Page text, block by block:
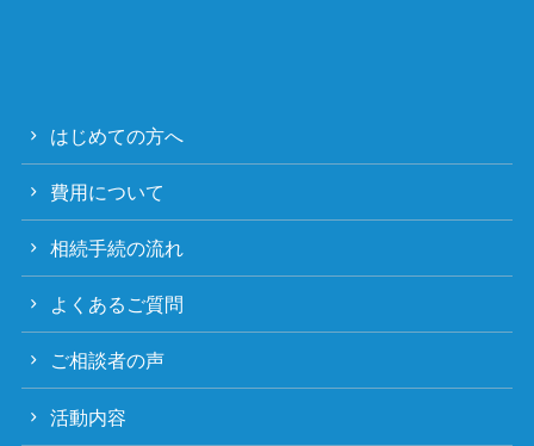
はじめての方へ
費用について
相続手続の流れ
よくあるご質問
ご相談者の声
活動内容